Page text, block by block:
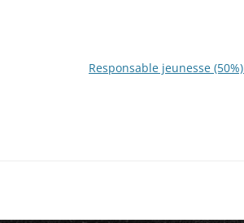
Responsable jeunesse (50%)